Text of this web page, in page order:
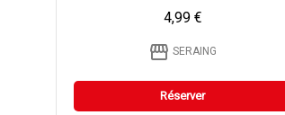
4,99 €
storefront SERAING
Réserver